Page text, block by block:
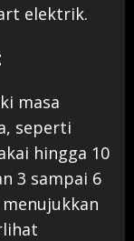
elektrik.
masa
seperti
hingga 10
3 sampai 6